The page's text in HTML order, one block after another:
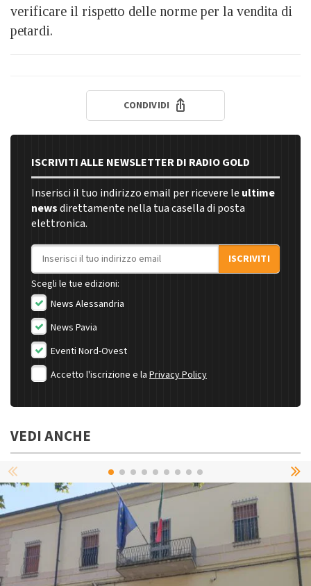
verificare il rispetto delle norme per la vendita di
petardi.
CONDIVIDI
ISCRIVITI ALLE NEWSLETTER DI RADIO GOLD
Inserisci il tuo indirizzo email per ricevere le ultime
newsdirettamente nella tua casella di posta
elettronica.
Indirizzo email
ISCRIVITI
Scegli le tue edizioni:
News Alessandria
News Pavia
Eventi Nord-Ovest
Accetto l'iscrizione e la Privacy Policy
VEDI ANCHE